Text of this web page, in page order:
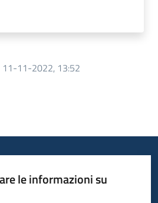
11-11-2022, 13:52
le informazioni su